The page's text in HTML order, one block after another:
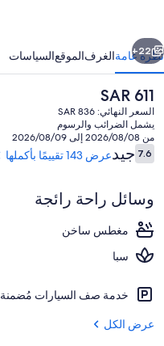
التالي
22+
نظرة عامةالغرفالموقعالسياسات
السعر
الحالي
هو
SAR
611
SAR 611
السعر النهائي: SAR 836
يشمل الضرائب والرسوم
من 2026/08/08 إلى 2026/08/09
التقييمات
7.67.6 من 10جيدعرض 143 تقييمًا بأكملها
وسائل راحة رائجة
مغطس ساخن
سبا
خدمة صف السيارات مُضمنة
عرض الكل